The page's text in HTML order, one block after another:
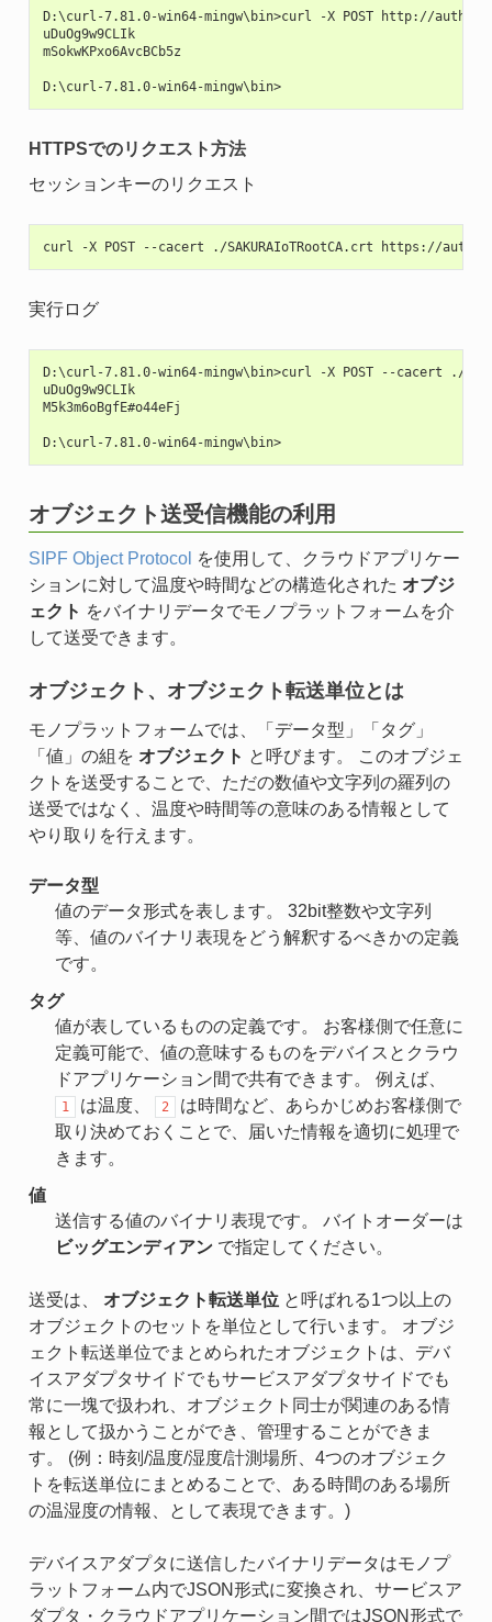
D:\curl-7.81.0-win64-mingw\bin>curl -X POST http://
uDuOg9w9CLIk
mSokwKPxo6AvcBCb5z
D:\curl-7.81.0-win64-mingw\bin>
HTTPSでのリクエスト方法
セッションキーのリクエスト
実行ログ
D:\curl-7.81.0-win64-mingw\bin>curl -X POST --cacert ./
uDuOg9w9CLIk
M5k3m6oBgfE#o44eFj
D:\curl-7.81.0-win64-mingw\bin>
オブジェクト送受信機能の利用
SIPF Object Protocol を使用して、クラウドアプリケー
ションに対して温度や時間などの構造化された オブジ
ェクト をバイナリデータでモノプラットフォームを介
して送受できます。
オブジェクト、オブジェクト転送単位とは
モノプラットフォームでは、「データ型」「タグ」
「値」の組を オブジェクト と呼びます。 このオブジェ
クトを送受することで、ただの数値や文字列の羅列の
送受ではなく、温度や時間等の意味のある情報として
やり取りを行えます。
データ型
値のデータ形式を表します。 32bit整数や文字列
等、値のバイナリ表現をどう解釈するべきかの定義
です。
タグ
値が表しているものの定義です。 お客様側で任意に
定義可能で、値の意味するものをデバイスとクラウ
ドアプリケーション間で共有できます。 例えば、
1 は温度、 2
は時間など、あらかじめお客様側で
取り決めておくことで、届いた情報を適切に処理で
きます。
値
送信する値のバイナリ表現です。 バイトオーダーは
ビッグエンディアンで指定してください。
送受は、 オブジェクト転送単位と呼ばれる1つ以上の
オブジェクトのセットを単位として行います。 オブジ
ェクト転送単位でまとめられたオブジェクトは、デバ
イスアダプタサイドでもサービスアダプタサイドでも
常に一塊で扱われ、オブジェクト同士が関連のある情
報として扱かうことができ、管理することができま
す。 (例：時刻/温度/湿度/計測場所、4つのオブジェク
トを転送単位にまとめることで、ある時間のある場所
の温湿度の情報、として表現できます。)
デバイスアダプタに送信したバイナリデータはモノプ
ラットフォーム内でJSON形式に変換され、サービスア
ダプタ・クラウドアプリケーション間ではJSON形式で